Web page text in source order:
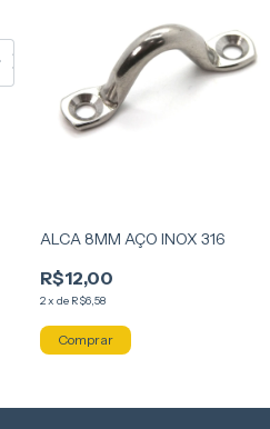
ALCA 8MM AÇO INOX 316
R$12,00
2xde R$6,58